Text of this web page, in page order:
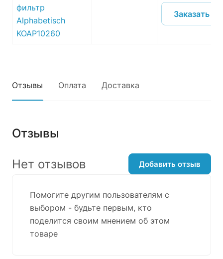
фильтр
Alphabetisch
KOAP10260
Заказать
Отзывы Оплата Доставка
Отзывы
Помогите другим пользователям с
выбором - будьте первым, кто
поделится своим мнением об этом
товаре
Нет отзывов Добавить отзыв